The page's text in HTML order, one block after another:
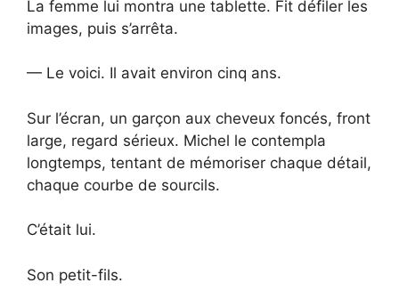
La femme lui montra une tablette. Fit défiler les
images, puis s’arrêta.
— Le voici. Il avait environ cinq ans.
Sur l’écran, un garçon aux cheveux foncés, front
large, regard sérieux. Michel le contempla
longtemps, tentant de mémoriser chaque détail,
chaque courbe de sourcils.
C’était lui.
Son petit-fils.